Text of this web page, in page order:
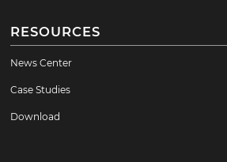
RESOURCES
News Center
Case Studies
Download